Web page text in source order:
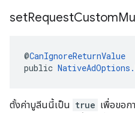
setRequestCustom
@CanIgnoreReturnValue
public
ตั้งค่าบูลีนนี้เป็น true เพื่อขอก